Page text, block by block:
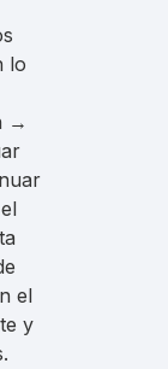
lo
→
el
y